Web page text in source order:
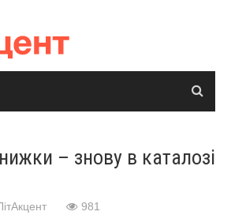
– знову в каталозі
981